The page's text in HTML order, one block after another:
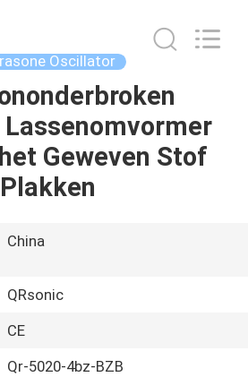
Oscillator
Geweven Stof
Plakken
China
QRsonic
CE
Qr-5020-4bz-BZB